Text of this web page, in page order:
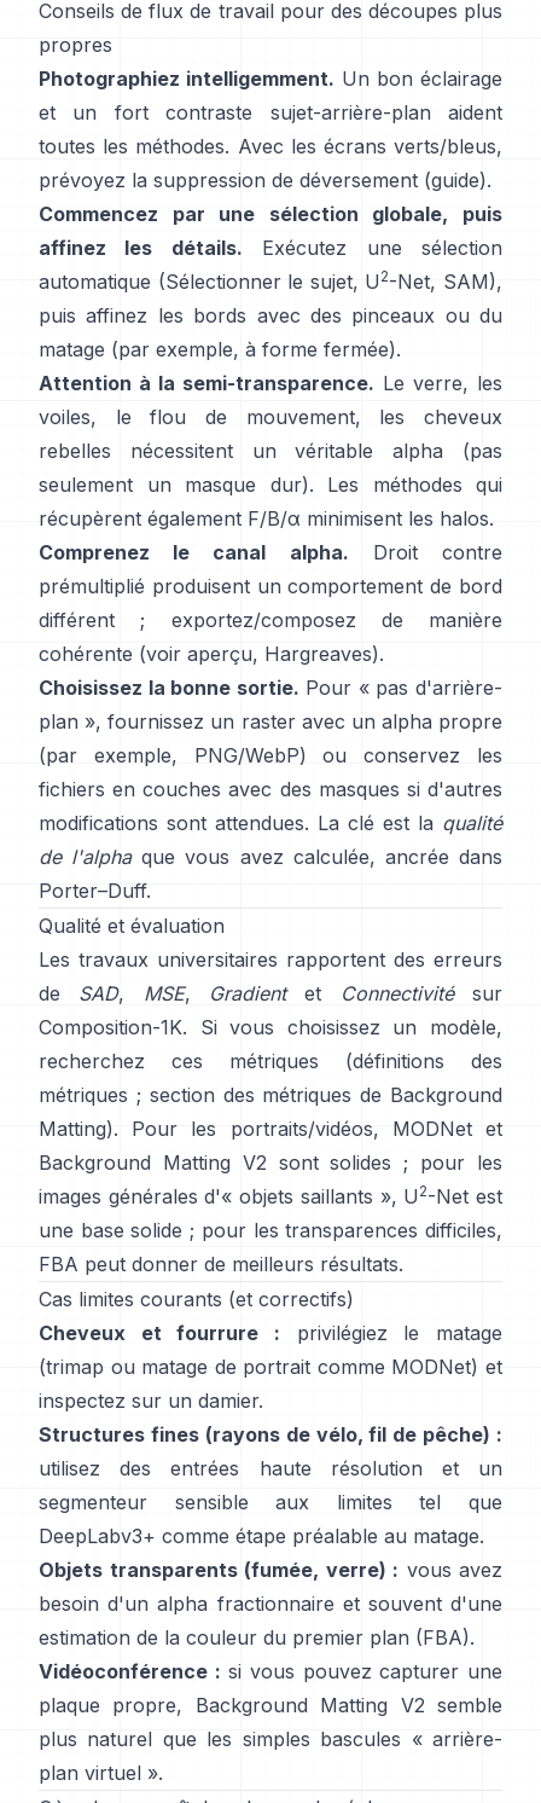
Conseils de flux de travail pour des découpes plus
propres
Photographiez intelligemment. Un bon éclairage
et un fort contraste sujet-arrière-plan aident
toutes les méthodes. Avec les écrans verts/bleus,
prévoyez la suppression de déversement (guide).
Commencez par une sélection globale, puis
affinez les détails. Exécutez une sélection
automatique (Sélectionner le sujet, U2-Net, SAM),
puis affinez les bords avec des pinceaux ou du
matage (par exemple, à forme fermée).
Attention à la semi-transparence. Le verre, les
voiles, le flou de mouvement, les cheveux
rebelles nécessitent un véritable alpha (pas
seulement un masque dur). Les méthodes qui
récupèrent également F/B/α minimisent les halos.
Comprenez le canal alpha.
Droit contre
prémultiplié produisent un comportement de bord
différent ; exportez/composez de manière
cohérente (voir aperçu, Hargreaves).
Choisissez la bonne sortie. Pour « pas d'arrière-
plan », fournissez un raster avec un alpha propre
(par exemple, PNG/WebP) ou conservez les
fichiers en couches avec des masques si d'autres
modifications sont attendues. La clé est la qualité
de l'alphaque vous avez calculée, ancrée dans
Porter–Duff.
Qualité et évaluation
Les travaux universitaires rapportent des erreurs
de SAD, MSE, Gradientet Connectivitésur
Composition-1K. Si vous choisissez un modèle,
recherchez ces métriques
(définitions des
métriques ; section des métriques de Background
Matting). Pour les portraits/vidéos, MODNetet
Background Matting V2 sont solides ; pour les
images générales d'« objets saillants », U2-Net est
une base solide ; pour les transparences difficiles,
FBA peut donner de meilleurs résultats.
Cas limites courants (et correctifs)
Cheveux et fourrure : privilégiez le matage
(trimap ou matage de portrait comme MODNet) et
inspectez sur un damier.
Structures fines (rayons de vélo, fil de pêche) :
utilisez des entrées haute résolution et un
segmenteur sensible aux limites tel que
DeepLabv3+ comme étape préalable au matage.
Objets transparents (fumée, verre) : vous avez
besoin d'un alpha fractionnaire et souvent d'une
estimation de la couleur du premier plan (FBA).
Vidéoconférence : si vous pouvez capturer une
plaque propre,
Background Matting V2 semble
plus naturel que les simples bascules « arrière-
plan virtuel ».